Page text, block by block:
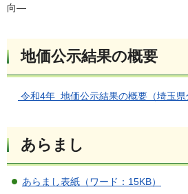
向―
地価公示結果の概要
令和4年 地価公示結果の概要（埼玉県
あらまし
あらまし表紙（ワード：15KB）